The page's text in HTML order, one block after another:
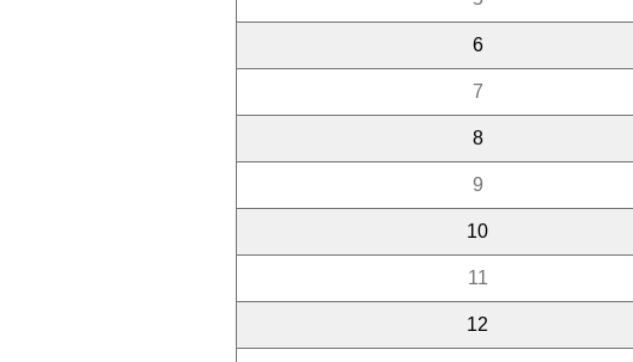
6
7
8
9
10
11
12